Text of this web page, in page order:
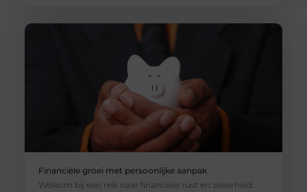
Financiële groei met persoonlijke aanpak
Welkom bij een reis naar financiële rust en zekerheid.